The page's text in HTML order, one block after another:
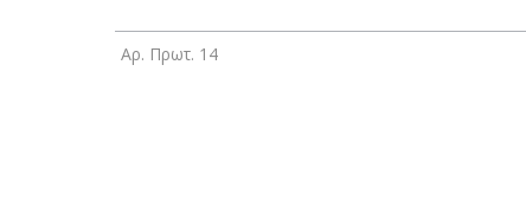
Αρ. Πρωτ. 14